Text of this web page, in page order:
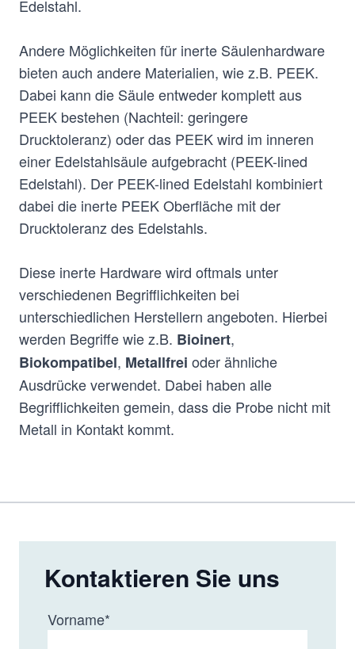
Edelstahl.
Andere Möglichkeiten für inerte Säulenhardware
bieten auch andere Materialien, wie z.B. PEEK.
Dabei kann die Säule entweder komplett aus
PEEK bestehen (Nachteil: geringere
Drucktoleranz) oder das PEEK wird im inneren
einer Edelstahlsäule aufgebracht (PEEK-lined
Edelstahl). Der PEEK-lined Edelstahl kombiniert
dabei die inerte PEEK Oberfläche mit der
Drucktoleranz des Edelstahls.
Diese inerte Hardware wird oftmals unter
verschiedenen Begrifflichkeiten bei
unterschiedlichen Herstellern angeboten. Hierbei
werden Begriffe wie z.B. Bioinert,
Biokompatibel, Metallfrei oder ähnliche
Ausdrücke verwendet. Dabei haben alle
Begrifflichkeiten gemein, dass die Probe nicht mit
Metall in Kontakt kommt.
Kontaktieren Sie uns
Vorname*